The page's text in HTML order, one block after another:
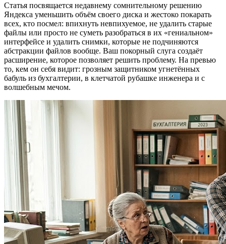
Статья посвящается недавнему сомнительному решению
Яндекса уменьшить объём своего диска и жестоко покарать
всех, кто посмел: впихнуть невпихуемое, не удалить старые
файлы или просто не суметь разобраться в их «гениальном»
интерфейсе и удалить снимки, которые не подчиняются
абстракции файлов вообще. Ваш покорный слуга создаёт
расширение, которое позволяет решить проблему. На превью
то, кем он себя видит: грозным защитником угнетённых
бабуль из бухгалтерии, в клетчатой рубашке инженера и с
волшебным мечом.